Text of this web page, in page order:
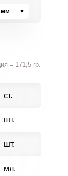
= 171,5 гр.
ст.
шт.
шт.
мл.